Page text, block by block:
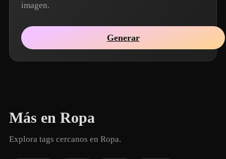
imagen.
Generar
Más en Ropa
Explora tags cercanos en Ropa.